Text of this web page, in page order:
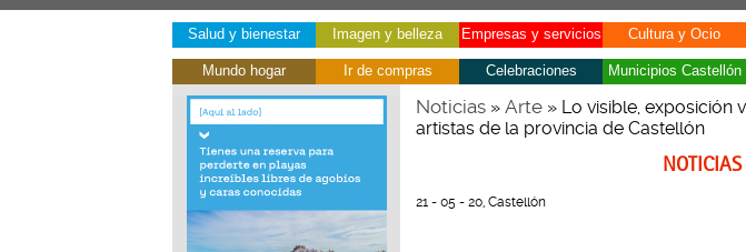
Salud y bienestar Imagen y belleza Empresas y servicios Cultura y Ocio
Mundo hogar Ir de compras Celebraciones Municipios Castellón
Noticias» Arte» Lo visible, exposición
artistas de la provincia de Castellón
21 - 05 - 20, Castellón